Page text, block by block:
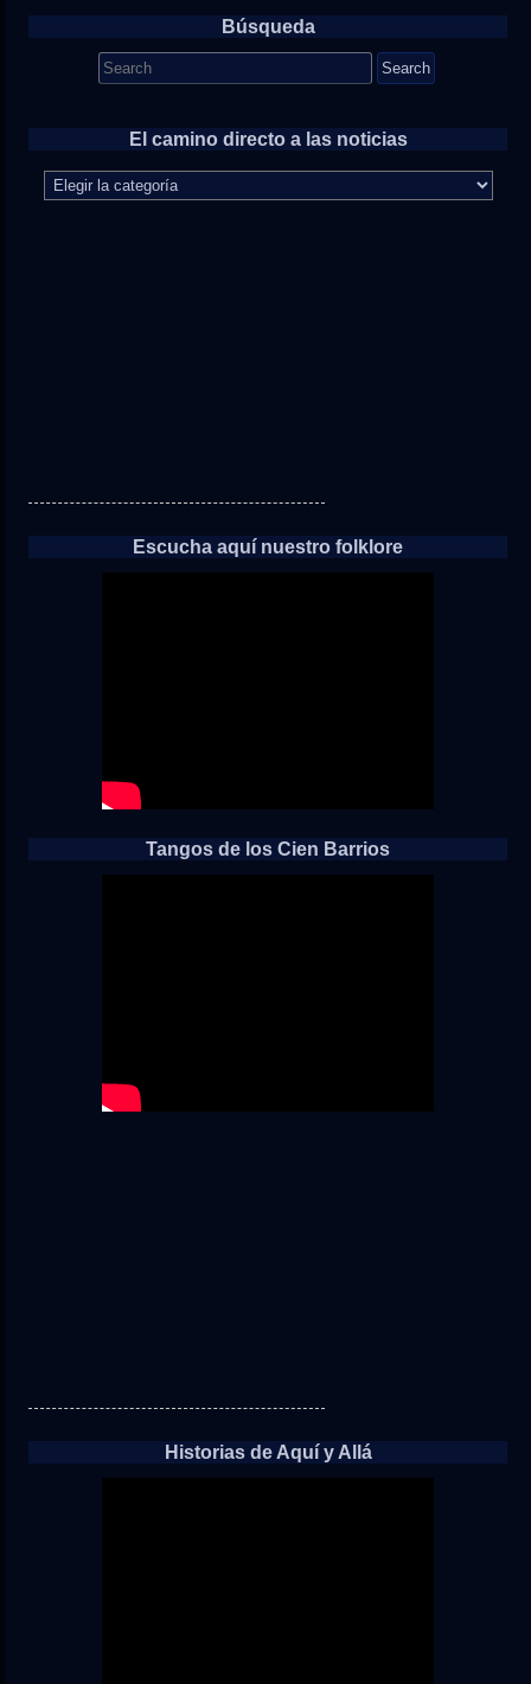
Búsqueda
Search
for:
El camino directo a las noticias
camino
Escucha aquí nuestro folklore
Tangos de los Cien Barrios
Historias de Aquí y Allá